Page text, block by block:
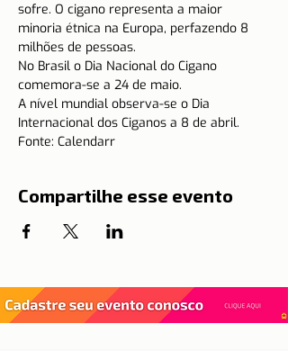
sofre. O cigano representa a maior
minoria étnica na Europa, perfazendo 8
milhões de pessoas.
No Brasil o Dia Nacional do Cigano
comemora-se a 24 de maio.
A nível mundial observa-se o Dia
Internacional dos Ciganos a 8 de abril.
Fonte: Calendarr
Compartilhe esse evento